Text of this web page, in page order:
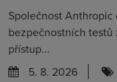
Společnost
bezpečnostních
přístup...
5. 8. 2026